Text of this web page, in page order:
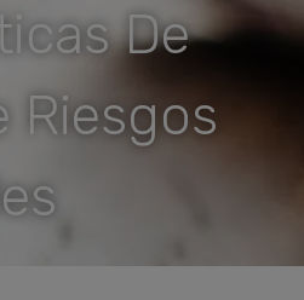
De
Riesgos